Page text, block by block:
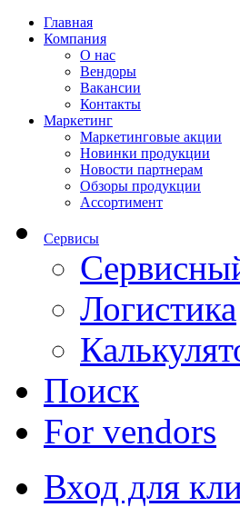
Главная
Компания
О нас
Вендоры
Вакансии
Контакты
Маркетинг
Маркетинговые акции
Новинки продукции
Новости партнерам
Обзоры продукции
Ассортимент
Сервисы
Логистика
Поиск
For vendors
Вход для